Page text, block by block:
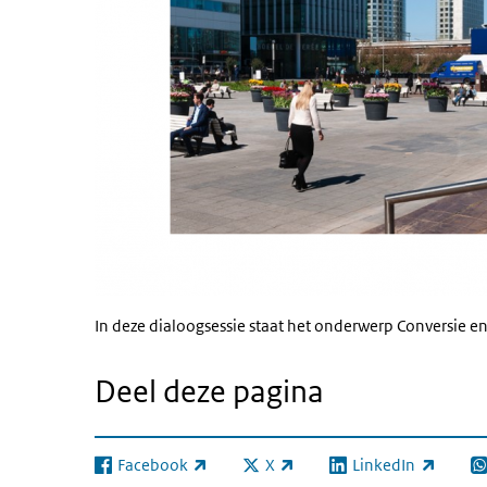
In deze dialoogsessie staat het onderwerp Conversie
Deel deze pagina
Facebook
(externe link) X
(externe link) LinkedIn
(externe link)